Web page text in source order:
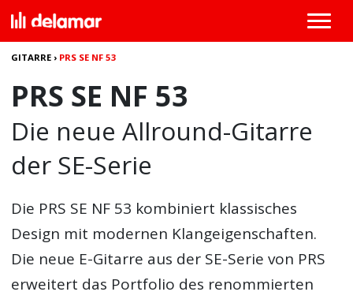
GITARRE › PRS SE NF 53
PRS SE NF 53
Die neue Allround-Gitarre
der SE-Serie
Die PRS SE NF 53 kombiniert klassisches
Design mit modernen Klangeigenschaften.
Die neue E-Gitarre aus der SE-Serie von PRS
erweitert das Portfolio des renommierten